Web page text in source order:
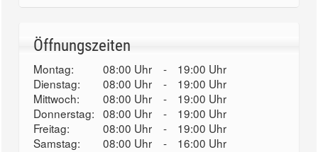
Öffnungszeiten
Montag: 08:00 Uhr -
19:00 Uhr
Dienstag:
08:00 Uhr -
19:00 Uhr
Mittwoch:
08:00 Uhr -
19:00 Uhr
Donnerstag: 08:00 Uhr -
19:00 Uhr
Freitag:
08:00 Uhr -
19:00 Uhr
Samstag:
08:00 Uhr - 16:00 Uhr